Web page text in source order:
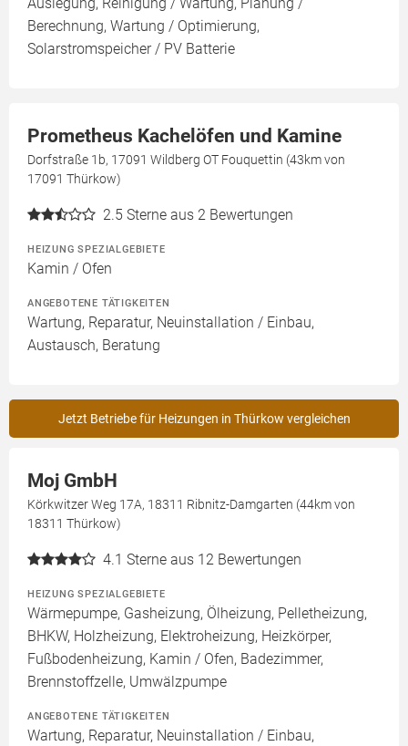
Auslegung, Reinigung / Wartung, Planung /
Berechnung, Wartung / Optimierung,
Solarstromspeicher / PV Batterie
Prometheus Kachelöfen und Kamine
Dorfstraße 1b, 17091 Wildberg OT Fouquettin (43km von
17091 Thürkow)
2.5 Sterne aus 2 Bewertungen
HEIZUNG SPEZIALGEBIETE
Kamin / Ofen
ANGEBOTENE TÄTIGKEITEN
Wartung, Reparatur, Neuinstallation / Einbau,
Austausch, Beratung
Jetzt Betriebe für Heizungen in Thürkow vergleichen
Moj GmbH
Körkwitzer Weg 17A, 18311 Ribnitz-Damgarten (44km von
18311 Thürkow)
4.1 Sterne aus 12 Bewertungen
HEIZUNG SPEZIALGEBIETE
Wärmepumpe, Gasheizung, Ölheizung, Pelletheizung,
BHKW, Holzheizung, Elektroheizung, Heizkörper,
Fußbodenheizung, Kamin / Ofen, Badezimmer,
Brennstoffzelle, Umwälzpumpe
ANGEBOTENE TÄTIGKEITEN
Wartung, Reparatur, Neuinstallation / Einbau,